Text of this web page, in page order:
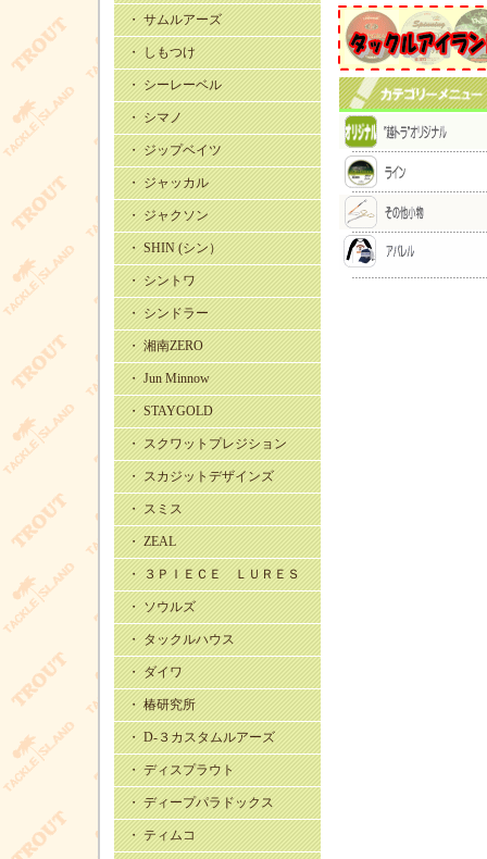
・ サムルアーズ
・ しもつけ
・ シーレーベル
・ シマノ
・ ジップベイツ
・ ジャッカル
・ ジャクソン
・ SHIN (シン）
・ シントワ
・ シンドラー
・ 湘南ZERO
・ Jun Minnow
・ STAYGOLD
・ スクワットプレジション
・ スカジットデザインズ
・ スミス
・ ZEAL
・ ３ＰＩＥＣＥ ＬＵＲＥＳ
・ ソウルズ
・ タックルハウス
・ ダイワ
・ 椿研究所
・ D-３カスタムルアーズ
・ ディスプラウト
・ ディープパラドックス
・ ティムコ